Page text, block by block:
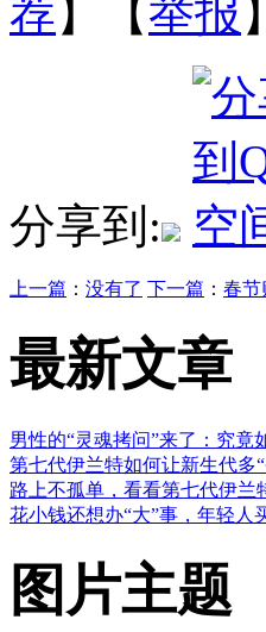
荐】【举报
分享到:
上一篇 ： 没有了 下一篇 ： 春节
最新文章
男性的“灵魂拷问”来了：究竟
第七代伊兰特如何让新生代多
路上不孤单，看看第七代伊兰
花小钱还想办“大”事，年轻人
图片主题